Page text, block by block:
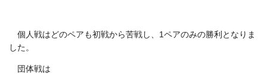
個人戦はどのペアも初戦から苦戦し、1ペアのみの勝利となりま
した。
団体戦は